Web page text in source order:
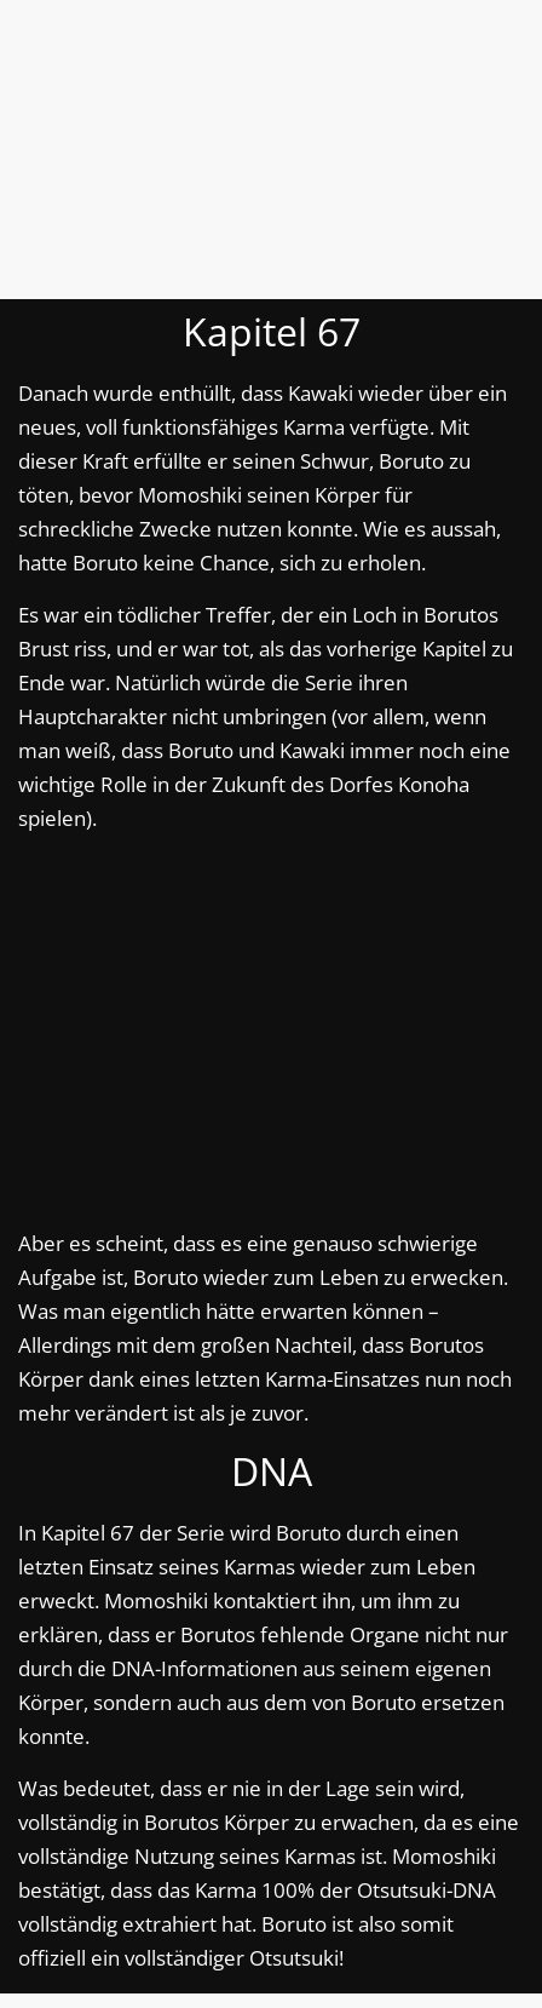
Kapitel 67
Danach wurde enthüllt, dass Kawaki wieder über ein
neues, voll funktionsfähiges Karma verfügte. Mit
dieser Kraft erfüllte er seinen Schwur, Boruto zu
töten, bevor Momoshiki seinen Körper für
schreckliche Zwecke nutzen konnte. Wie es aussah,
hatte Boruto keine Chance, sich zu erholen.
Es war ein tödlicher Treffer, der ein Loch in Borutos
Brust riss, und er war tot, als das vorherige Kapitel zu
Ende war. Natürlich würde die Serie ihren
Hauptcharakter nicht umbringen (vor allem, wenn
man weiß, dass Boruto und Kawaki immer noch eine
wichtige Rolle in der Zukunft des Dorfes Konoha
spielen).
Aber es scheint, dass es eine genauso schwierige
Aufgabe ist, Boruto wieder zum Leben zu erwecken.
Was man eigentlich hätte erwarten können –
Allerdings mit dem großen Nachteil, dass Borutos
Körper dank eines letzten Karma-Einsatzes nun noch
mehr verändert ist als je zuvor.
DNA
In Kapitel 67 der Serie wird Boruto durch einen
letzten Einsatz seines Karmas wieder zum Leben
erweckt. Momoshiki kontaktiert ihn, um ihm zu
erklären, dass er Borutos fehlende Organe nicht nur
durch die DNA-Informationen aus seinem eigenen
Körper, sondern auch aus dem von Boruto ersetzen
konnte.
Was bedeutet, dass er nie in der Lage sein wird,
vollständig in Borutos Körper zu erwachen, da es eine
vollständige Nutzung seines Karmas ist. Momoshiki
bestätigt, dass das Karma 100% der Otsutsuki-DNA
vollständig extrahiert hat. Boruto ist also somit
offiziell ein vollständiger Otsutsuki!